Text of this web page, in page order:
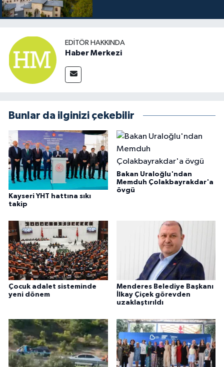
EDITÖR HAKKINDA
Haber Merkezi
Bunlar da ilginizi çekebilir
Kayseri YHT hattına sıkı
takip
Bakan Uraloğlu'ndan
Memduh Çolakbayrakdar'a
övgü
Çocuk adalet sisteminde
yeni dönem
Menderes Belediye Başkanı
İlkay Çiçek görevden
uzaklaştırıldı